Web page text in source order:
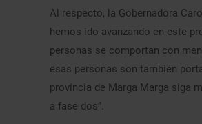
Al respecto, la Gobernadora
hemos ido avanzando en este
personas se comportan con
esas personas son también
provincia de Marga Marga siga
a fase dos”.